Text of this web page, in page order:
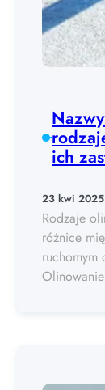
ich
23 kwi 2025
Rodzaje
różnice
ruchomym